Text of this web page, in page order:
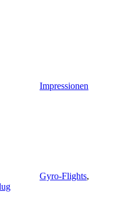
Impressionen
Gyro-Flights,